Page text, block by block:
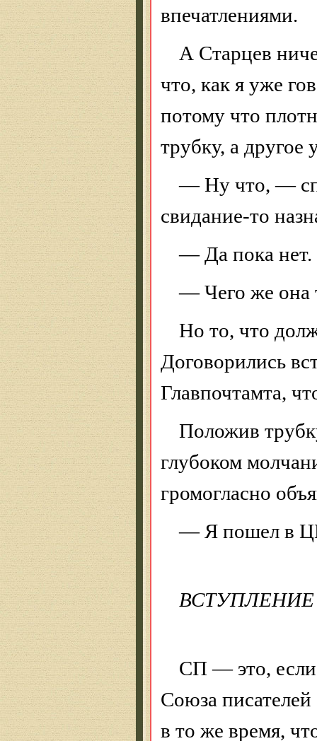
впечатлениями.
А Старцев
что, как я уже
потому что
трубку, а другое
— Ну что, —
свидание-то
— Да пока нет.
— Чего же она
Но то, что
Договорились
Главпочтамта,
Положив
глубоком
громогласно
— Я пошел в
СП — это, если
Союза
в то же время,